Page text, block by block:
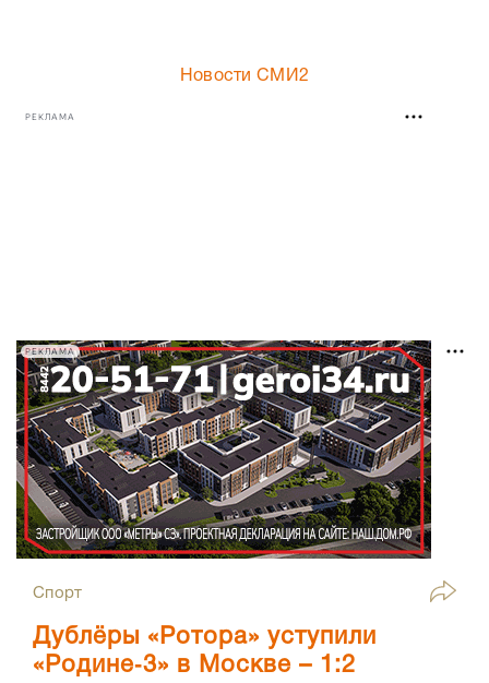
Новости СМИ2
РЕКЛАМА
РЕКЛАМА
Спорт
Дублёры «Ротора» уступили
«Родине‑3» в Москве – 1:2